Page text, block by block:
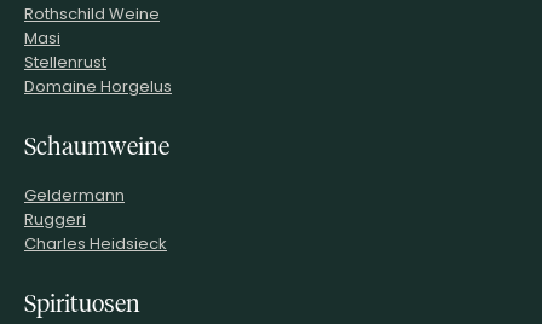
Rothschild Weine
Masi
Stellenrust
Domaine Horgelus
Schaumweine
Geldermann
Ruggeri
Charles Heidsieck
Spirituosen